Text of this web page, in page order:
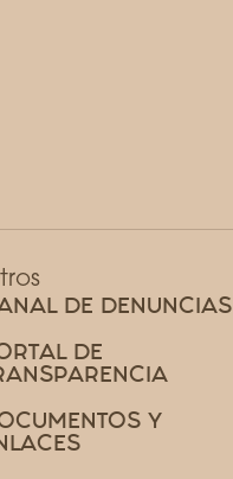
DE DENUNCIAS
DE
Y